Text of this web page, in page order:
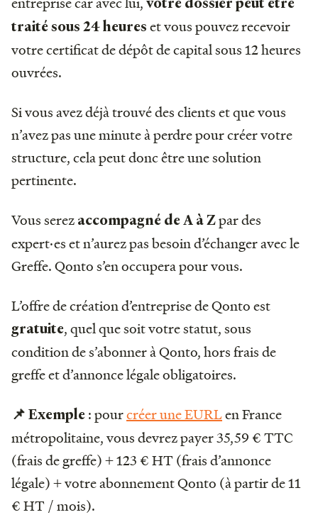
votre dossier peut être
traité sous 24 heures et vous pouvez recevoir
votre certificat de dépôt de capital sous 12 heures
ouvrées.
Si vous avez déjà trouvé des clients et que vous
n’avez pas une minute à perdre pour créer votre
structure, cela peut donc être une solution
pertinente.
Vous serez accompagné de A à Zpar des
expert·es et n’aurez pas besoin d’échanger avec le
Greffe. Qonto s’en occupera pour vous.
L’offre de création d’entreprise de Qonto est
gratuite, quel que soit votre statut, sous
condition de s’abonner à Qonto, hors frais de
greffe et d’annonce légale obligatoires.
📌 Exemple : pourcréer une EURLen France
métropolitaine, vous devrez payer 35,59 € TTC
(frais de greffe) + 123 € HT (frais d’annonce
légale) + votre abonnement Qonto (à partir de 11
€ HT / mois).